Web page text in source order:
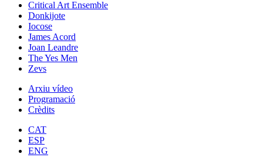
Critical Art Ensemble
Donkijote
Iocose
James Acord
Joan Leandre
The Yes Men
Zevs
Arxiu vídeo
Programació
Crèdits
CAT
ESP
ENG